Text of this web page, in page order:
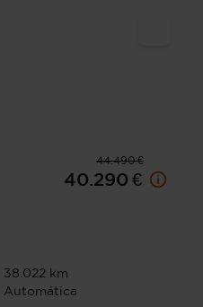
44.490 €
40.290 €
38.022 km
Automática